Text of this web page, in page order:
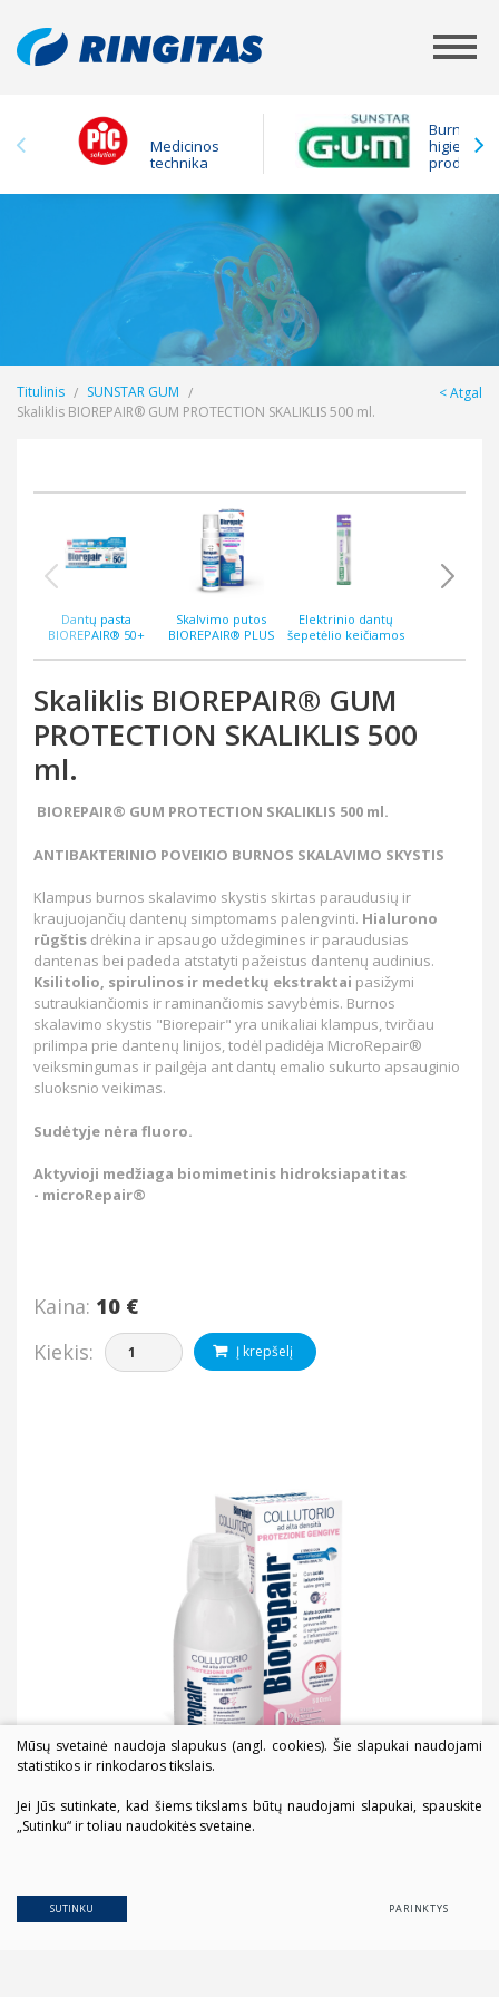
Medicinos
technika
Burnos
higienos
produktai
Atgal
Titulinis
SUNSTAR GUM
Skaliklis BIOREPAIR® GUM PROTECTION SKALIKLIS 500 ml.
Dantų pasta
BIOREPAIR® 50+
PROTECTION 75 ml.
Skalvimo putos
BIOREPAIR® PLUS
TREATMENT
ml.
Elektrinio dantų
šepetėlio keičiamos
SONIC ORTHO
EXPERT
Skaliklis BIOREPAIR® GUM
PROTECTION SKALIKLIS 500
ml.
BIOREPAIR® GUM PROTECTION SKALIKLIS 500 ml.
ANTIBAKTERINIO POVEIKIO BURNOS SKALAVIMO SKYSTIS
Klampus burnos skalavimo skystis skirtas paraudusių ir
kraujuojančių dantenų simptomams palengvinti. Hialurono
rūgštis drėkina ir apsaugo uždegimines ir paraudusias
dantenas bei padeda atstatyti pažeistus dantenų audinius.
Ksilitolio, spirulinos ir medetkų ekstraktai pasižymi
sutraukiančiomis ir raminančiomis savybėmis. Burnos
skalavimo skystis "Biorepair" yra unikaliai klampus, tvirčiau
prilimpa prie dantenų linijos, todėl padidėja MicroRepair®
veiksmingumas ir pailgėja ant dantų emalio sukurto apsauginio
sluoksnio veikimas.
Sudėtyje nėra fluoro.
Aktyvioji medžiaga biomimetinis hidroksiapatitas
- microRepair®
Kaina: 10 €
Kiekis:
Į krepšelį
Mūsų svetainė naudoja slapukus (angl. cookies). Šie slapukai naudojami
statistikos ir rinkodaros tikslais.
Jei Jūs sutinkate, kad šiems tikslams būtų naudojami slapukai, spauskite
„Sutinku“ ir toliau naudokitės svetaine.
SUTINKU PARINKTYS